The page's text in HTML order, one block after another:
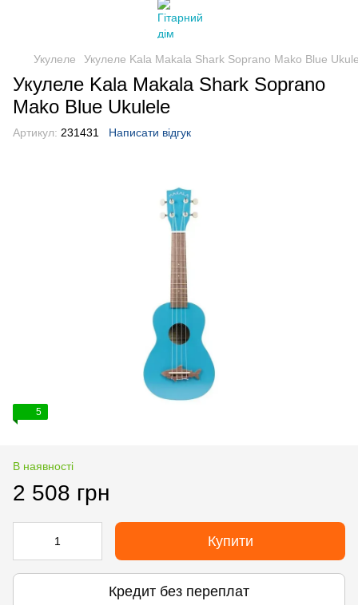
Укулеле Укулеле Kala Makala Shark Soprano Mako Blue
Укулеле Kala Makala Shark Soprano
Mako Blue Ukulele
Артикул: 231431 Написати відгук
5
В наявності
2 508 грн
Купити
Кредит без переплат